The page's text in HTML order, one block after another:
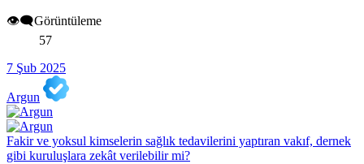
👁️‍🗨️Görüntüleme
57
7 Şub 2025
Argun
Fakir ve yoksul kimselerin sağlık tedavilerini yaptıran vakıf, dernek
gibi kuruluşlara zekât verilebilir mi?